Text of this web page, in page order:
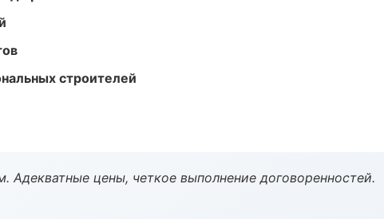
строителей
Адекватные цены, четкое выполнение договоренностей.